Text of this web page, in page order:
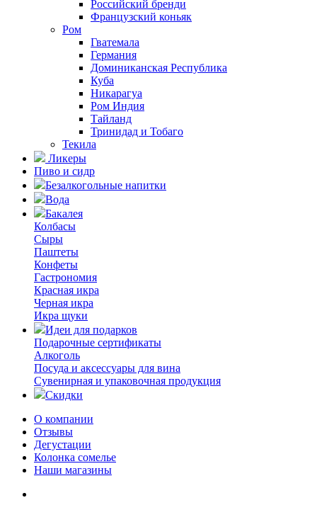
Российский бренди
Французский коньяк
Ром
Гватемала
Германия
Доминиканская Республика
Куба
Никарагуа
Ром Индия
Тайланд
Тринидад и Тобаго
Текила
Ликеры
Пиво и сидр
Безалкогольные напитки
Вода
Бакалея
Колбасы
Сыры
Паштеты
Конфеты
Гастрономия
Красная икра
Черная икра
Икра щуки
Идеи для подарков
Подарочные сертификаты
Алкоголь
Посуда и аксессуары для вина
Сувенирная и упаковочная продукция
Скидки
О компании
Отзывы
Дегустации
Колонка сомелье
Наши магазины